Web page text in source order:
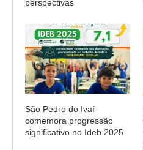
perspectivas
São Pedro do Ivaí
comemora progressão
significativo no Ideb 2025